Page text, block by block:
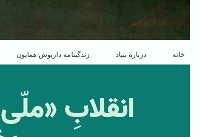
خانه درباره بنیاد زندگینامه داریوش همایون
انقلابِ